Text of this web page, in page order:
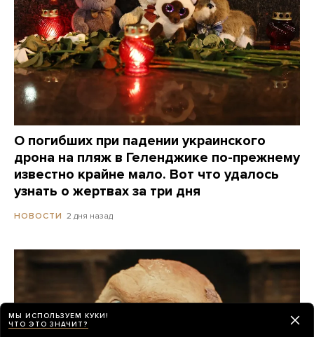
О погибших при падении украинского
дрона на пляж в Геленджике по-прежнему
известно крайне мало. Вот что удалось
узнать о жертвах за три дня
НОВОСТИ 2 дня назад
МЫ ИСПОЛЬЗУЕМ КУКИ!
ЧТО ЭТО ЗНАЧИТ?